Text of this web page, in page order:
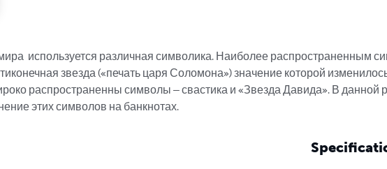
используется различная символика. Наиболее распространенным
звезда («печать царя Соломона») значение которой
распространенны символы – свастика и «Звезда Давида». В данной
этих символов на банкнотах.